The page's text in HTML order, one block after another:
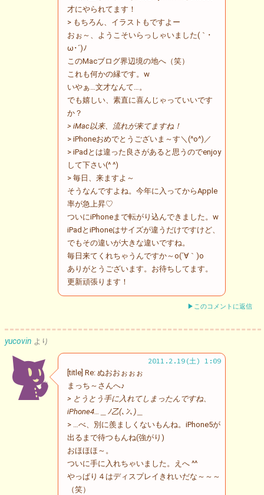
才にやられてます！
> もちろん、イラストもですよー
おぉ～、ようこそいらっしゃいました(｀･
ω･´)ﾉ
このMacブログ界辺境の地へ（笑）
これも何かの縁です。w
いやぁ…文才なんて…。
でも嬉しい、素直に喜んじゃっていいです
か？
> iMac以来、流れが来てますね！
> iPhoneおめでとうございま～す＼(^o^)／
> iPadとは違った良さがあると思うのでenjoy
して下さい(^ ^)
> 毎日、来ますよ～
そうなんですよね。今年に入ってからApple
率が急上昇♡
ついにiPhoneまで転がり込んできました。w
iPadとiPhoneはサイズが違うだけですけど、
でもその違いが大きな違いですね。
毎日来てくれちゃうんですか～o(´∀｀)o
ありがとうございます。お待ちしてます。
更新頑張ります！
▶このコメントに返信
yucovin より
2011.2.19(土) 1:09
[title] Re: ぬおおぉぉぉ
まっち～さんへ♪
> とうとう手に入れてしまったんですね、
iPhone4…＿ﾉ乙(､ﾝ､)＿
> …べ、別に羨ましくないもんね。iPhone5が
出るまで待つもんね(強がり)
おほほほ～。
ついに手に入れちゃいました。えへ ^^
やっぱり４はディスプレイきれいだな～～～
（笑）